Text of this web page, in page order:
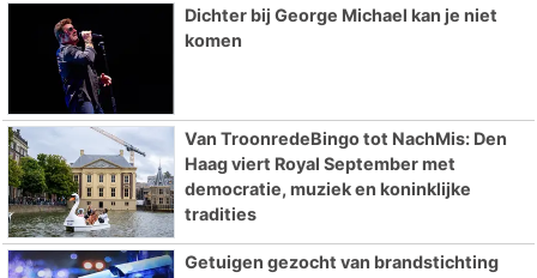
Dichter bij George Michael kan je niet
komen
Van TroonredeBingo tot NachMis: Den
Haag viert Royal September met
democratie, muziek en koninklijke
tradities
Getuigen gezocht van brandstichting